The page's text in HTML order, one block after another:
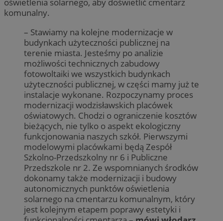
oświetlenia solarnego, aby doświetlić cmentarz
komunalny.
– Stawiamy na kolejne modernizacje w
budynkach użyteczności publicznej na
terenie miasta. Jesteśmy po analizie
możliwości technicznych zabudowy
fotowoltaiki we wszystkich budynkach
użyteczności publicznej, w części mamy już te
instalacje wykonane. Rozpoczynamy proces
modernizacji wodzisławskich placówek
oświatowych. Chodzi o ograniczenie kosztów
bieżących, nie tylko o aspekt ekologiczny
funkcjonowania naszych szkół. Pierwszymi
modelowymi placówkami będą Zespół
Szkolno-Przedszkolny nr 6 i Publiczne
Przedszkole nr 2. Ze wspomnianych środków
dokonamy także modernizacji i budowy
autonomicznych punktów oświetlenia
solarnego na cmentarzu komunalnym, który
jest kolejnym etapem poprawy estetyki i